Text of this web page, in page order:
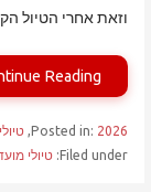
וזאת אחרי הטיול
Reading ←
Posted in: 2026
,
Filed under: טיולי